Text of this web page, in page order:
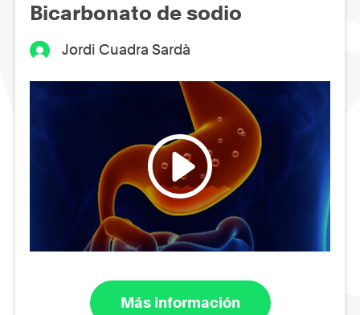
Bicarbonato de sodio
Jordi Cuadra Sardà
Más información